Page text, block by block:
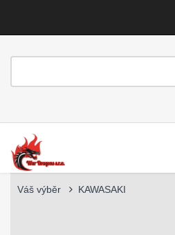
Váš výběr KAWASAKI